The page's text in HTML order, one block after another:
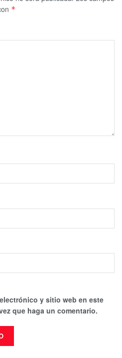
*
y sitio web en este
que haga un comentario.